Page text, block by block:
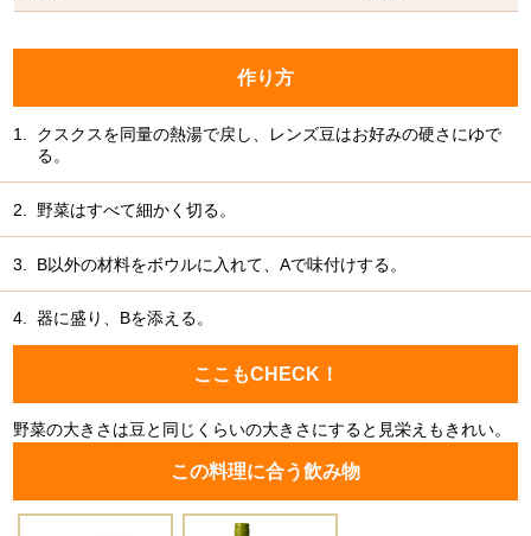
作り方
1.
クスクスを同量の熱湯で戻し、レンズ豆はお好みの硬さにゆで
る。
2. 野菜はすべて細かく切る。
3. B以外の材料をボウルに入れて、Aで味付けする。
4. 器に盛り、Bを添える。
ここもCHECK！
野菜の大きさは豆と同じくらいの大きさにすると見栄えもきれい。
この料理に合う飲み物